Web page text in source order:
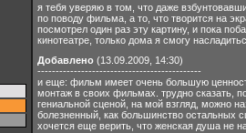
я тебя уверяю в том, что даже
по поводу фильма, а то, что творится на
посмотрел один раз эту картину, и пока
кинотеатре, только дома я смогу
Добавлено(13.09.2009, 14:30)
---------------------------------------------
и еще: фильм имеет очень большую
монтаж в своих фильмах. трудно сказать,
гениальной сценой, на мой взгляд, можно
болезненный, как большинство остальных
хочется еще верить, что женская душа не